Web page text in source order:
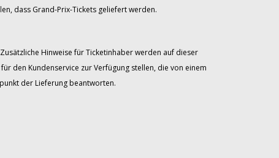
dass Grand-Prix-Tickets geliefert werden.
Hinweise für Ticketinhaber werden auf dieser
den Kundenservice zur Verfügung stellen, die von einem
der Lieferung beantworten.